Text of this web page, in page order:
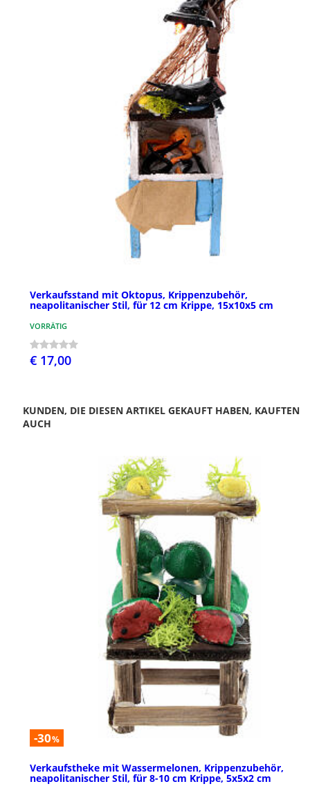
Verkaufsstand mit Oktopus, Krippenzubehör,
neapolitanischer Stil, für 12 cm Krippe, 15x10x5 cm
VORRÄTIG
€ 17,00
KUNDEN, DIE DIESEN ARTIKEL GEKAUFT HABEN, KAUFTEN
AUCH
-30%
Verkaufstheke mit Wassermelonen, Krippenzubehör,
neapolitanischer Stil, für 8-10 cm Krippe, 5x5x2 cm